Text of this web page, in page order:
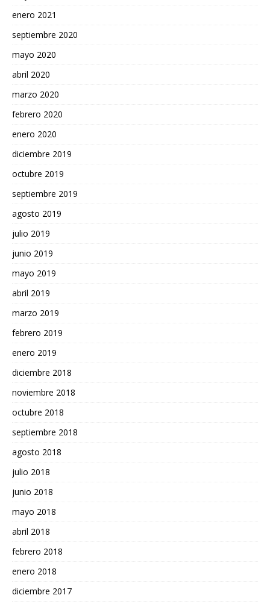
enero 2021
septiembre 2020
mayo 2020
abril 2020
marzo 2020
febrero 2020
enero 2020
diciembre 2019
octubre 2019
septiembre 2019
agosto 2019
julio 2019
junio 2019
mayo 2019
abril 2019
marzo 2019
febrero 2019
enero 2019
diciembre 2018
noviembre 2018
octubre 2018
septiembre 2018
agosto 2018
julio 2018
junio 2018
mayo 2018
abril 2018
febrero 2018
enero 2018
diciembre 2017